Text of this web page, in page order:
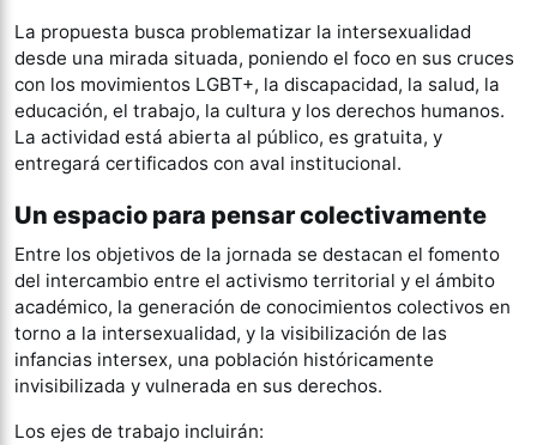
La propuesta busca problematizar la intersexualidad
desde una mirada situada, poniendo el foco en sus cruces
con los movimientos LGBT+, la discapacidad, la salud, la
educación, el trabajo, la cultura y los derechos humanos.
La actividad está abierta al público, es gratuita, y
entregará certificados con aval institucional.
Un espacio para pensar colectivamente
Entre los objetivos de la jornada se destacan el fomento
del intercambio entre el activismo territorial y el ámbito
académico, la generación de conocimientos colectivos en
torno a la intersexualidad, y la visibilización de las
infancias intersex, una población históricamente
invisibilizada y vulnerada en sus derechos.
Los ejes de trabajo incluirán: